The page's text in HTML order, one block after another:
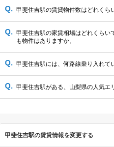
甲斐住吉駅の賃貸物件数はどれくら
甲斐住吉駅の家賃相場はどれくらい
も物件はありますか。
甲斐住吉駅には、何路線乗り入れて
甲斐住吉駅がある、山梨県の人気エ
甲斐住吉駅の賃貸情報を変更する